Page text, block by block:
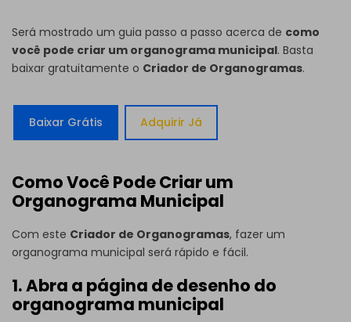
Será mostrado um guia passo a passo acerca de como
você pode criar um organograma municipal. Basta
baixar gratuitamente o Criador de Organogramas.
Baixar Grátis Adquirir Já
Como Você Pode Criar um
Organograma Municipal
Com este Criador de Organogramas, fazer um
organograma municipal será rápido e fácil.
1. Abra a página de desenho do
organograma municipal